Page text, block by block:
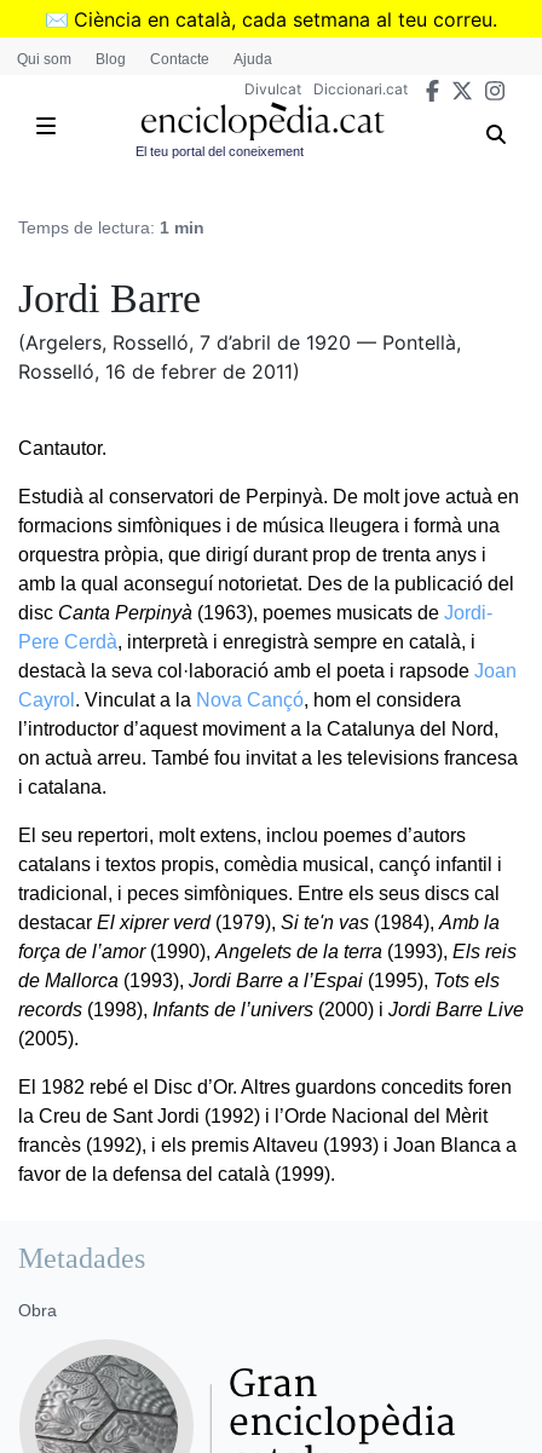
Vés
✉️ Ciència en català, cada setmana al teu correu.
➜Subscriu-te al butlletí de Divulcat
Qui som Blog Contacte Ajuda
Divulcat Diccionari.cat
El teu portal del coneixement
Temps de lectura: 1 min
Jordi Barre
(Argelers, Rosselló, 7 d’abril de 1920 — Pontellà,
Rosselló, 16 de febrer de 2011)
Cantautor.
Estudià al conservatori de Perpinyà. De molt jove actuà en
formacions simfòniques i de música lleugera i formà una
orquestra pròpia, que dirigí durant prop de trenta anys i
amb la qual aconseguí notorietat. Des de la publicació del
disc Canta Perpinyà (1963), poemes musicats de Jordi-
Pere Cerdà, interpretà i enregistrà sempre en català, i
destacà la seva col·laboració amb el poeta i rapsode Joan
Cayrol . Vinculat a la Nova Cançó, hom el considera
l’introductor d’aquest moviment a la Catalunya del Nord,
on actuà arreu. També fou invitat a les televisions francesa
i catalana.
El seu repertori, molt extens, inclou poemes d’autors
catalans i textos propis, comèdia musical, cançó infantil i
tradicional, i peces simfòniques. Entre els seus discs cal
destacar El xiprer verd(1979), Si te'n vas (1984), Amb la
força de l’amor(1990), Angelets de la terra (1993), Els reis
de Mallorca (1993), Jordi Barre a l’Espai (1995), Tots els
records (1998), Infants de l’univers (2000) i Jordi Barre Live
(2005).
El 1982 rebé el Disc d’Or. Altres guardons concedits foren
la Creu de Sant Jordi (1992) i l’Orde Nacional del Mèrit
francès (1992), i els premis Altaveu (1993) i Joan Blanca a
favor de la defensa del català (1999).
Metadades
Obra